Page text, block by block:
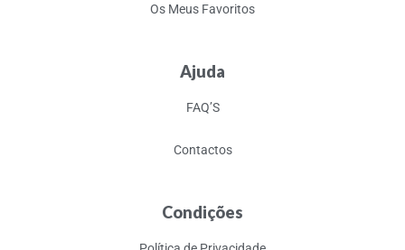
Os Meus Favoritos
Ajuda
FAQ’S
Contactos
Condições